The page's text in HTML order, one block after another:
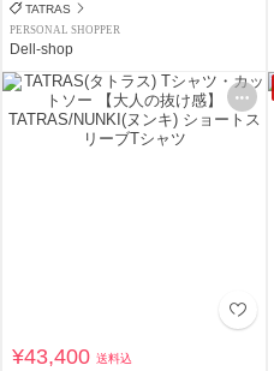
TATRAS
PERSONAL SHOPPER
Dell-shop
¥43,400送料込